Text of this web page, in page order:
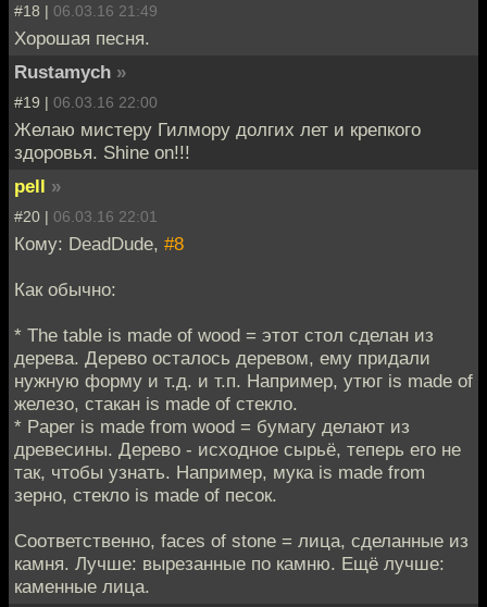
#18 | 06.03.16 21:49
Хорошая песня.
Rustamych »
#19 | 06.03.16 22:00
Желаю мистеру Гилмору долгих лет и крепкого
здоровья. Shine on!!!
pell »
#20 | 06.03.16 22:01
Кому: DeadDude, #8
Как обычно:
* The table is made of wood = этот стол сделан из
дерева. Дерево осталось деревом, ему придали
нужную форму и т.д. и т.п. Например, утюг is made of
железо, стакан is made of стекло.
* Paper is made from wood = бумагу делают из
древесины. Дерево - исходное сырьё, теперь его не
так, чтобы узнать. Например, мука is made from
зерно, стекло is made of песок.
Соответственно, faces of stone = лица, сделанные из
камня. Лучше: вырезанные по камню. Ещё лучше:
каменные лица.